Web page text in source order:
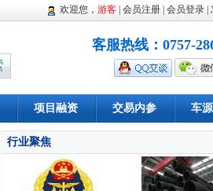
欢迎您， 游客 会员注册 会员登录
客服热线：0757-
项目融资 交易内参 车
行业聚焦